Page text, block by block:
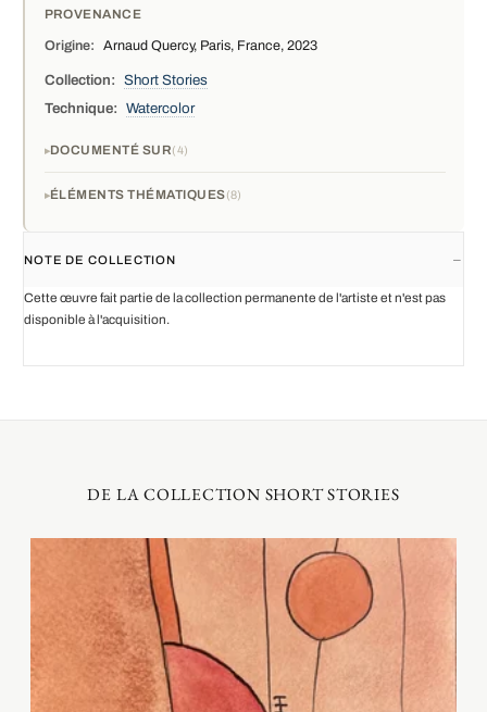
PROVENANCE
Origine: Arnaud Quercy, Paris, France, 2023
Collection:
Short Stories
Technique:
Watercolor
DOCUMENTÉ SUR 4
ÉLÉMENTS THÉMATIQUES 8
NOTE DE COLLECTION
Cette œuvre fait partie de la collection permanente de l'artiste et n'est pas
disponible à l'acquisition.
DE LA COLLECTION SHORT STORIES